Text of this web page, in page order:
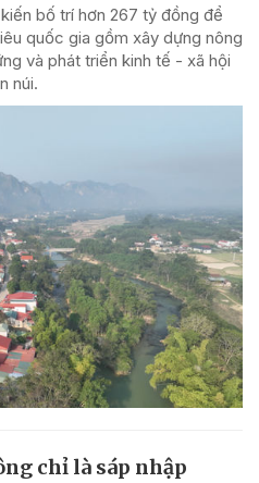
bố trí hơn 267 tỷ đồng để
quốc gia gồm xây dựng nông
và phát triển kinh tế - xã hội
núi.
chỉ là sáp nhập